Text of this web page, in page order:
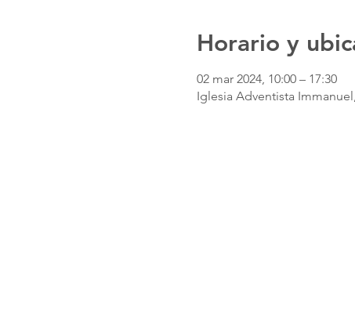
Horario y
02 mar 2024, 10:00 – 17:30
Iglesia Adventista